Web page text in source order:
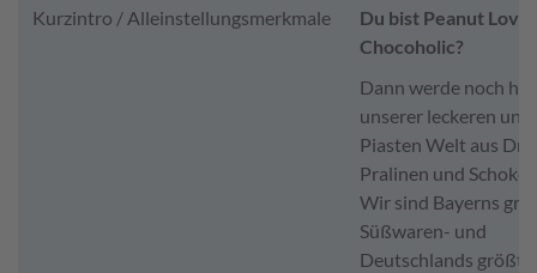
Kurzintro / Alleinstellungsmerkmale
Du bist Peanut
Chocoholic?
Dann werde noch
unserer leckeren
Piasten Welt aus
Pralinen und
Wir sind Bayerns
Süßwaren- und
Deutschlands